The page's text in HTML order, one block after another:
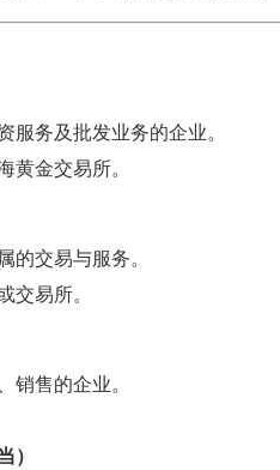
服务及批发业务的企业。
黄金交易所。
的交易与服务。
交易所。
销售的企业。
）